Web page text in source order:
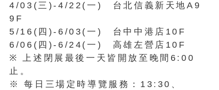
4/03(三)-4/22(一) 台北信義新天地A9
9F
5/16(四)-6/03(一) 台中中港店10F
6/06(四)-6/24(一) 高雄左營店10F
※ 上述閉展最後一天皆開放至晚間6:00
止。
※ 每日三場定時導覽服務：13:30、